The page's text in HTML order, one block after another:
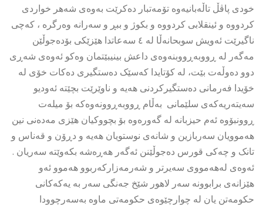
خودی پاڤڵ تاڵەبانیەوە تۆمەتبار دەکرێت بەوەی شەهر خواردی
کردووە و ئینقلابی کردووە و بکوژ و ببڕ و سەرانە وەرگرە ، کەچی
ناگیرێت ئەویش سوبحانەڵا لە ٤ سەعاتدا هێزێکی بۆدەجوڵێن
مەگەر لە ڕووبەڕووبنەوەی داعش بینیبێتمان وەکو ئەوەی شەڕی
دوو دەوڵەت بێت، لە کۆتایدا کەسێک دەستگیری دەکات خۆی لە
خۆیدا فەرمانی دەستگیرکردنی هەیە و ناوێرێت بچێتە ئەودیو
سەیتەریەکەی سلێمانی بەڵام ڕووبەڕوونەوەکە بۆ میلەت
ڕوونبۆوە ئەم حیزبانە لە گەورەوە بۆ بچووکیان هێزی مەدەنی نین
هەموویان سەربازین و شانەی نوستویان هەیە و دڕۆن و قەناس و
تانک و چەکی قورس دەجوڵێنن ئەگەر هەڕەشە بکەوێتە سەریان .
ئەوەی لەهەمووی سەیرتر و شەرمەزارکەربوو هەموو ئەو
هێزانەی برابوونە سەر لاهور شێخ جەنگی سەر بە یەکەکانی
حکومەتن یان لە چوارچێوەی حکومەتی ماوە بەسەرچوودا